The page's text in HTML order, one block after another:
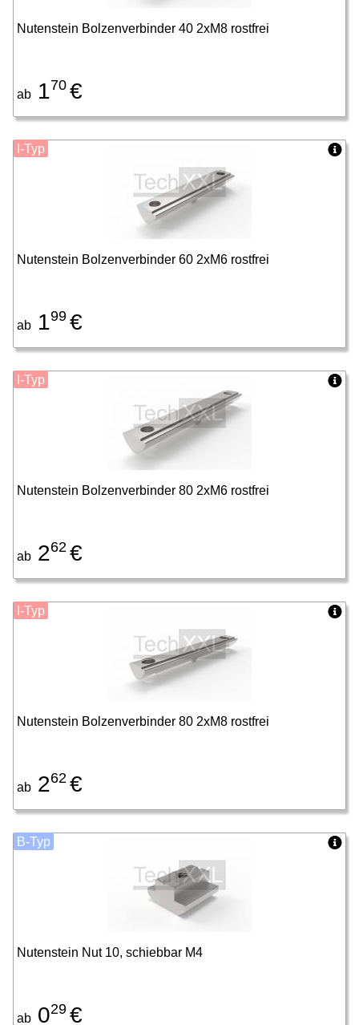
Nutenstein Bolzenverbinder 40 2xM8 rostfrei
ab 170 €
Nutenstein Bolzenverbinder 60 2xM6 rostfrei
ab 199 €
I-Typ
Nutenstein Bolzenverbinder 80 2xM6 rostfrei
ab 262 €
I-Typ
Nutenstein Bolzenverbinder 80 2xM8 rostfrei
ab 262 €
I-Typ
Nutenstein Nut 10, schiebbar M4
ab 029 €
B-Typ